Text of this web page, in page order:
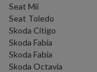
Seat Mii
Seat Toledo
Skoda Citigo
Skoda Fabia
Skoda Fabia
Skoda Octavia